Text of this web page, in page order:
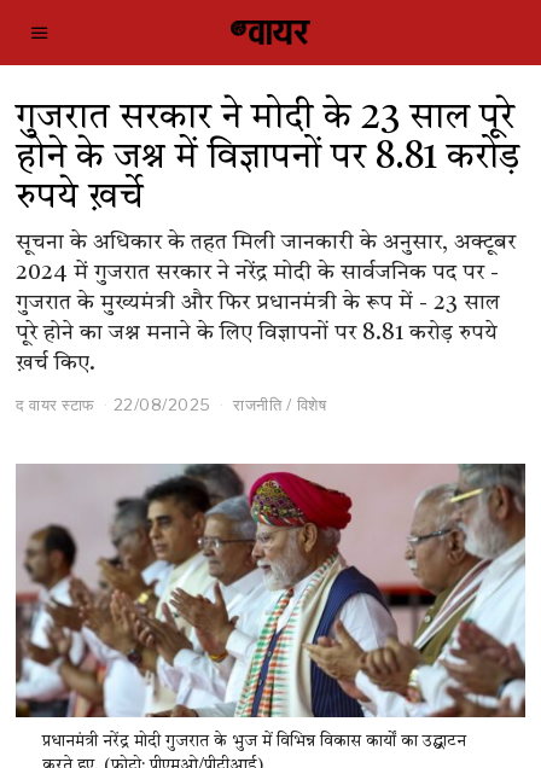
गुजरात सरकार ने मोदी के 23 साल पूरे
होने के जश्न में विज्ञापनों पर 8.81 करोड़
रुपये ख़र्चे
सूचना के अधिकार के तहत मिली जानकारी के अनुसार, अक्टूबर
2024 में गुजरात सरकार ने नरेंद्र मोदी के सार्वजनिक पद पर -
गुजरात के मुख्यमंत्री और फिर प्रधानमंत्री के रूप में - 23 साल
पूरे होने का जश्न मनाने के लिए विज्ञापनों पर 8.81 करोड़ रुपये
ख़र्च किए.
द वायर स्टाफ 22/08/2025 राजनीति / विशेष
प्रधानमंत्री नरेंद्र मोदी गुजरात के भुज में विभिन्न विकास कार्यों का उद्घाटन